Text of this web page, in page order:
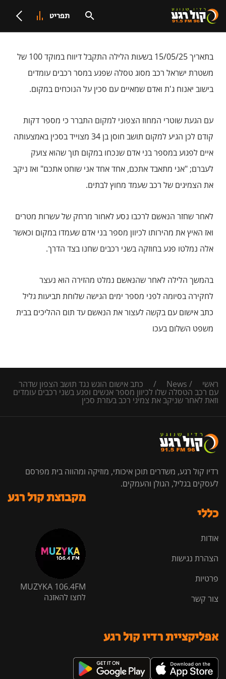
תפריט
בתאריך 15/05/25 בשעות הלילה התקבל דיווח במוקד 100 של
משטרת ישראל רכב מסוג טסלה שפגע במסר רכבים עומדים
בישוב יאנוח ג'ת ואדם שמאיים עם סכין על הנוכחים במקום.
עם הגעת שוטרי המחוז הצפוני למקום התברר כי מספר דקות
קודם לכן הגיע למקום תושב חוסן בן 34 מצוייד בסכין באמצעותה
איים לפגוע במספר בני אדם שנכחו במקום תוך שהוא צועק
לעברם; "אני מתאבד אתכם, אחד אחד אני שוחט אתכם" ואז ניקב
את הצמיגים של רכב שעמד מחוץ לבתים.
לאחר שחזר הנאשם לרכבו נסע לאחור מרחק של עשרות מטרים
ואז האיץ את מהירותו לכיוון מספר בני אדם שעמדו במקום וכאשר
אלה נמלטו פגע בחוזקה בשני רכבים שחנו בצד הדרך.
בהמשך הלילה לאחר שהנאשם נמלט מהזירה הוא נעצר
לחקירה בסיומה לפני מספר ימים הגישה שלוחת תביעות גליל
כתב אישום עם בקשה לעצור את הנאשם עד תום ההליכים בבית
משפט השלום בעכו
ראשי /
News
/ כתב אישום הוגש נגד תושב הצפון שדהר
עם רכב הטסלה שלו לכיוון מספר אנשים ופגע בשני רכבים עומדים
וזאת לאחר שניקב את צמיגי רכב בעזרת סכין
רדיו קול רגע, משדרים תוכן איכותי, מוזיקה ומהווה בית מפרסם
לעסקים בגליל, הגולן והעמקים.
כללי
אודות
הצהרת נגישות
פרטיות
צור קשר
מקבוצת קול רגע
MUZYKA 106.4FM
לחצו להאזנה
אפליקציית רדיו קול רגע